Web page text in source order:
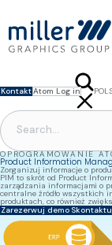
KontaktAtom Log in
ENGLISH
FRANÇAIS
OPROGRAMOWANIE
Product Information
Zorganizuj informacje o
PIM to skrót od Product
zarządzania informacjami o
centralne źródło wszystkich
produktach, co również
Zarezerwuj demo